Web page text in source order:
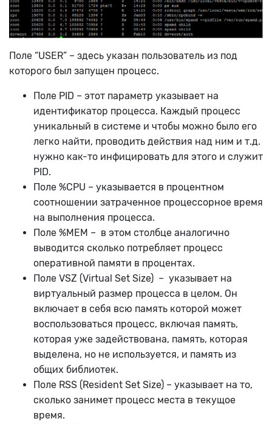
Поле “USER” – здесь указан пользователь из под
которого был запущен процесс.
Поле PID – этот параметр указывает на
идентификатор процесса. Каждый процесс
уникальный в системе и чтобы можно было его
легко найти, проводить действия над ним и т.д.
нужно как-то инфицировать для этого и служит
PID.
Поле %CPU – указывается в процентном
соотношении затраченное процессорное время
на выполнения процесса.
Поле %MEM – в этом столбце аналогично
выводится сколько потребляет процесс
оперативной памяти в процентах.
Поле VSZ (Virtual Set Size) – указывает на
виртуальный размер процесса в целом. Он
включает в себя всю память которой может
воспользоваться процесс, включая память,
которая уже задействована, память, которая
выделена, но не используется, и память из
общих библиотек.
Поле RSS (Resident Set Size) – указывает на то,
сколько занимет процесс места в текущое
время.